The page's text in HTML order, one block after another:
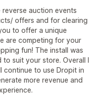
auction events
offers and for clearing
to offer a unique
are competing for your
fun! The install was
suit your store. Overall I
continue to use Dropit in
more revenue and